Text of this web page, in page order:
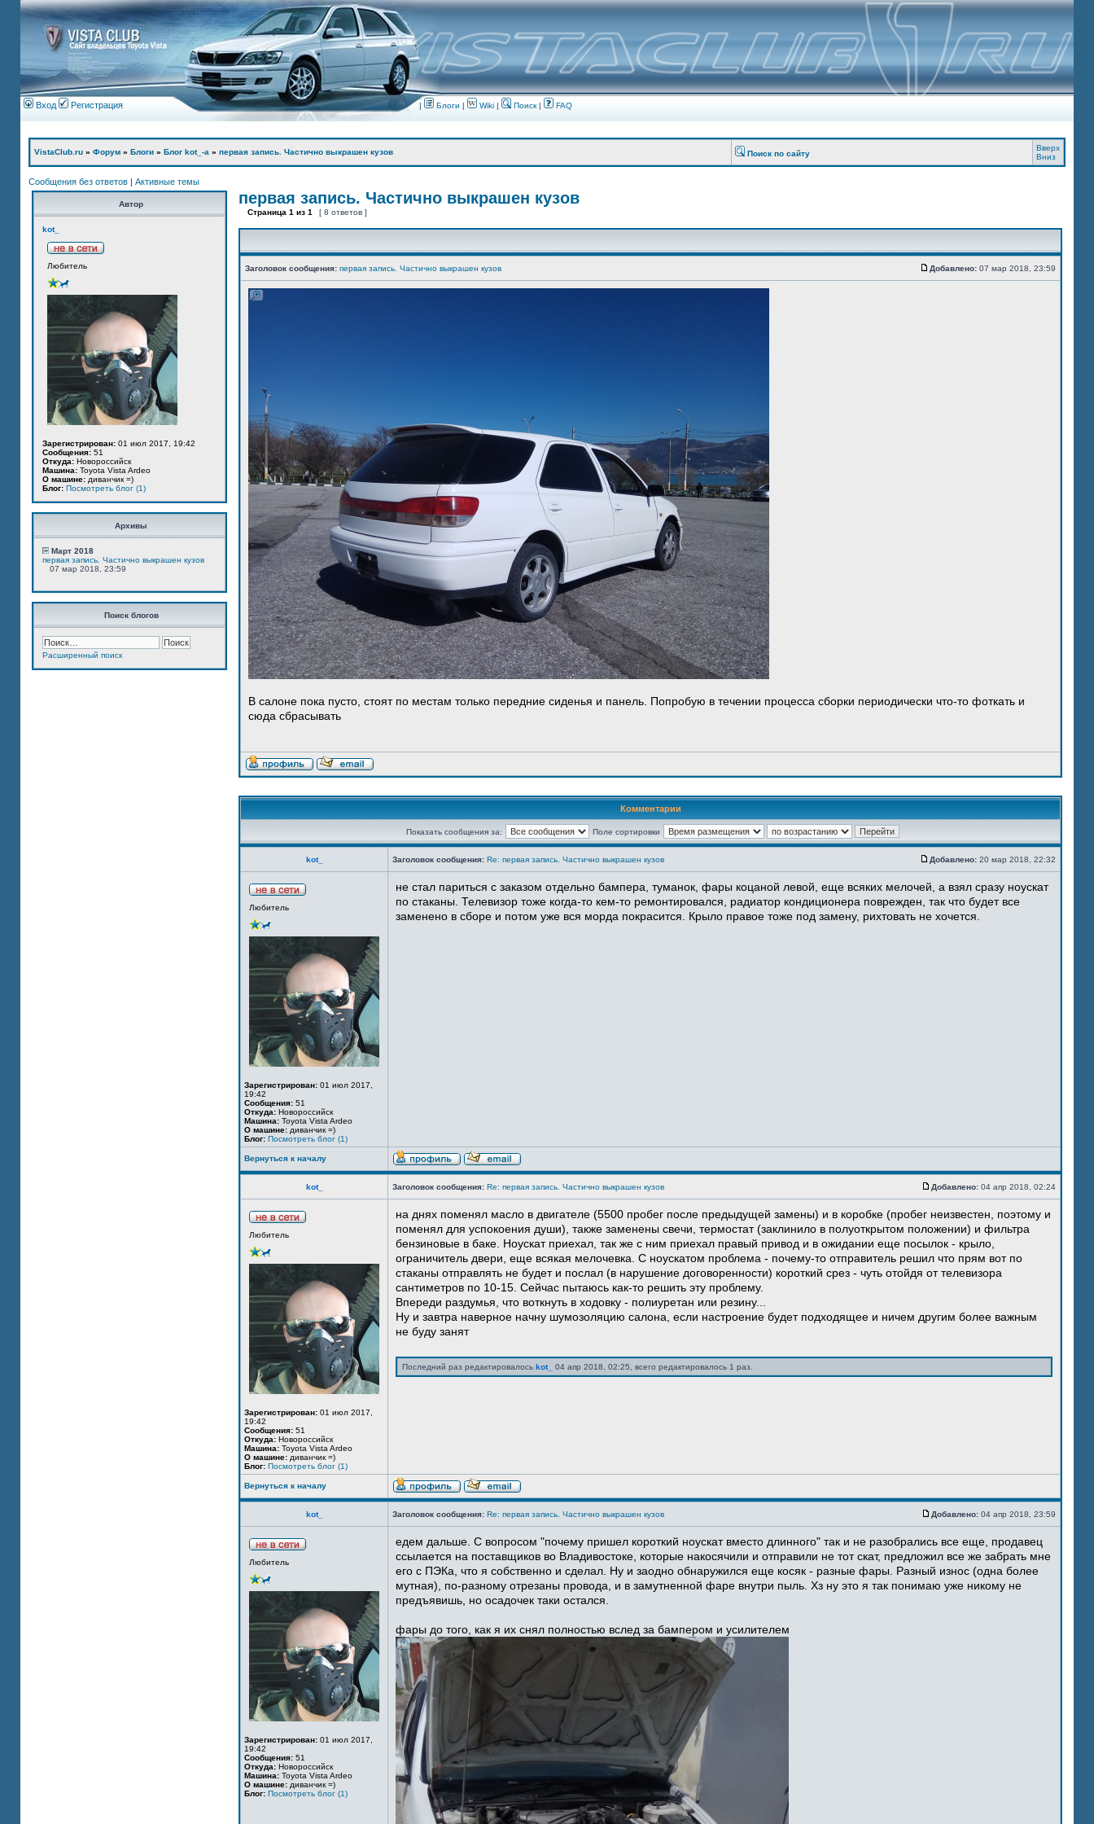
Вход Регистрация | Блоги | Wiki | Поиск| FAQ
VistaClub.ru » Форум » Блоги » Блог kot_-а » первая запись. Частично выкрашен кузов Поиск по сайту
Вверх
Вниз
Сообщения без ответов | Активные темы
Автор
kot_
Любитель
Зарегистрирован: 01 июл 2017, 19:42
Сообщения: 51
Откуда: Новороссийск
Машина: Toyota Vista Ardeo
О машине: диванчик =)
Блог: Посмотреть блог (1)
Архивы
Март 2018
первая запись. Частично выкрашен кузов
07 мар 2018, 23:59
Поиск блогов
Расширенный поиск
первая запись. Частично выкрашен кузов
Страница 1 из 1 [ 8 ответов ]
Заголовок сообщения: первая запись. Частично выкрашен кузов Добавлено: 07 мар 2018, 23:59
В салоне пока пусто, стоят по местам только передние сиденья и панель. Попробую в течении процесса сборки периодически что-то фоткать и
сюда сбрасывать
Комментарии
Показать сообщения за: Поле сортировки
kot_ Заголовок сообщения: Re: первая запись. Частично выкрашен кузов Добавлено: 20 мар 2018, 22:32
Любитель
Зарегистрирован: 01 июл 2017,
19:42
Сообщения: 51
Откуда: Новороссийск
Машина: Toyota Vista Ardeo
О машине: диванчик =)
Блог: Посмотреть блог (1)
не стал париться с заказом отдельно бампера, туманок, фары коцаной левой, еще всяких мелочей, а взял сразу ноускат
по стаканы. Телевизор тоже когда-то кем-то ремонтировался, радиатор кондиционера поврежден, так что будет все
заменено в сборе и потом уже вся морда покрасится. Крыло правое тоже под замену, рихтовать не хочется.
Вернуться к началу
kot_ Заголовок сообщения: Re: первая запись. Частично выкрашен кузов Добавлено: 04 апр 2018, 02:24
Любитель
Зарегистрирован: 01 июл 2017,
19:42
Сообщения: 51
Откуда: Новороссийск
Машина: Toyota Vista Ardeo
О машине: диванчик =)
Блог: Посмотреть блог (1)
на днях поменял масло в двигателе (5500 пробег после предыдущей замены) и в коробке (пробег неизвестен, поэтому и
поменял для успокоения души), также заменены свечи, термостат (заклинило в полуоткрытом положении) и фильтра
бензиновые в баке. Ноускат приехал, так же с ним приехал правый привод и в ожидании еще посылок - крыло,
ограничитель двери, еще всякая мелочевка. С ноускатом проблема - почему-то отправитель решил что прям вот по
стаканы отправлять не будет и послал (в нарушение договоренности) короткий срез - чуть отойдя от телевизора
сантиметров по 10-15. Сейчас пытаюсь как-то решить эту проблему.
Впереди раздумья, что воткнуть в ходовку - полиуретан или резину...
Ну и завтра наверное начну шумозоляцию салона, если настроение будет подходящее и ничем другим более важным
не буду занят
Последний раз редактировалось kot_ 04 апр 2018, 02:25, всего редактировалось 1 раз.
Вернуться к началу
kot_ Заголовок сообщения: Re: первая запись. Частично выкрашен кузов Добавлено: 04 апр 2018, 23:59
Любитель
Зарегистрирован: 01 июл 2017,
19:42
Сообщения: 51
Откуда: Новороссийск
Машина: Toyota Vista Ardeo
О машине: диванчик =)
Блог: Посмотреть блог (1)
едем дальше. С вопросом "почему пришел короткий ноускат вместо длинного" так и не разобрались все еще, продавец
ссылается на поставщиков во Владивостоке, которые накосячили и отправили не тот скат, предложил все же забрать мне
его с ПЭКа, что я собственно и сделал. Ну и заодно обнаружился еще косяк - разные фары. Разный износ (одна более
мутная), по-разному отрезаны провода, и в замутненной фаре внутри пыль. Хз ну это я так понимаю уже никому не
предъявишь, но осадочек таки остался.
фары до того, как я их снял полностью вслед за бампером и усилителем